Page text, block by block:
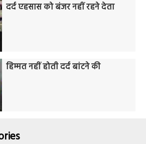
दर्द एहसास को बंजर नहीं रहने देता
हिम्मत नहीं होती दर्द बांटने की